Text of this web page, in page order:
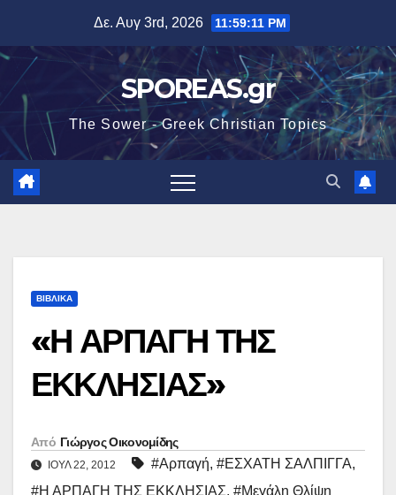
περιεχόμενο
Δε. Αυγ 3rd, 2026 11:59:12 PM
SPOREAS.gr
The Sower - Greek Christian Topics
ΒΙΒΛΙΚΑ
«Η ΑΡΠΑΓΗ ΤΗΣ
ΕΚΚΛΗΣΙΑΣ»
Από Γιώργος Οικονομίδης
ΙΟΎΛ 22, 2012 #Αρπαγή, #ΕΣΧΑΤΗ ΣΑΛΠΙΓΓΑ,
#Η ΑΡΠΑΓΗ ΤΗΣ ΕΚΚΛΗΣΙΑΣ, #Μεγάλη Θλίψη